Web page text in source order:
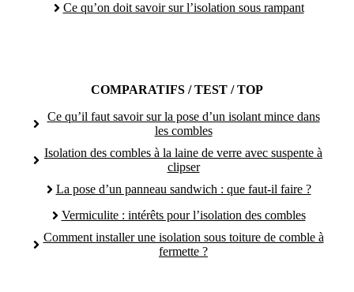
Ce qu’on doit savoir sur l’isolation sous rampant
COMPARATIFS / TEST / TOP
Ce qu’il faut savoir sur la pose d’un isolant mince dans
les combles
Isolation des combles à la laine de verre avec suspente à
clipser
La pose d’un panneau sandwich : que faut-il faire ?
Vermiculite : intérêts pour l’isolation des combles
Comment installer une isolation sous toiture de comble à
fermette ?